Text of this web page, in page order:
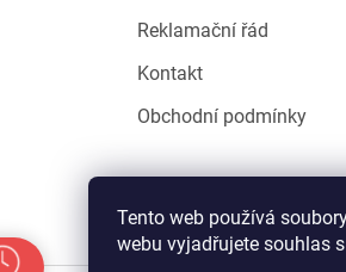
Tento web používá
webu vyjadřujete souhlas
Reklamační řád
Kontakt
Obchodní podmínky